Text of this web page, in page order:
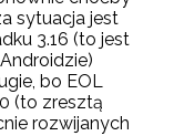
sytuacja jest
3.16 (to jest
bo EOL
(to zresztą
rozwijanych